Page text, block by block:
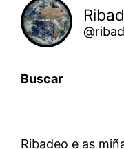
Buscar
Ribadeo e as